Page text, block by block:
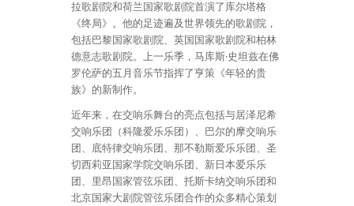
拉歌剧院和荷兰国家歌剧院首演了库尔塔格
《终局》。他的足迹遍及世界领先的歌剧院，
包括巴黎国家歌剧院、英国国家歌剧院和柏林
德意志歌剧院。上一乐季，马库斯·史坦兹在佛
罗伦萨的五月音乐节指挥了亨策《年轻的贵
族》的新制作。
近年来，在交响乐舞台的亮点包括与居泽尼希
交响乐团（科隆爱乐乐团）、巴尔的摩交响乐
团、底特律交响乐团、那不勒斯爱乐乐团、圣
切西莉亚国家学院交响乐团、新日本爱乐乐
团、里昂国家管弦乐团、托斯卡纳交响乐团和
北京国家大剧院管弦乐团合作的众多精心策划